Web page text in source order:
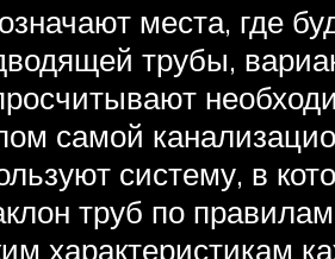
места, где
трубы,
самой
систему, в
труб по
характеристикам